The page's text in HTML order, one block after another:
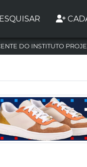
DO INSTITUTO